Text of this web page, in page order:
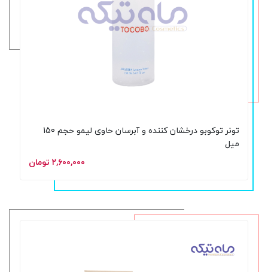
تونر توکوبو درخشان کننده و آبرسان حاوی لیمو حجم 150
میل
۲,۶۰۰,۰۰۰ تومان